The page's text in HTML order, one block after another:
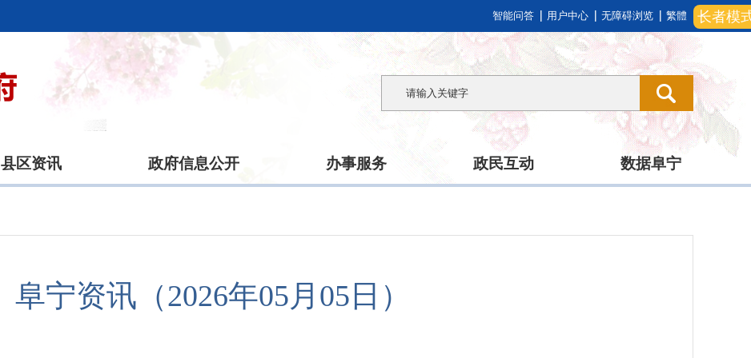
长者模
智能问答 用户中心 无障碍浏览 繁體
县区资讯 政府信息公开 办事服务 政民互动 数据阜宁
阜宁资讯（2026年05月05日）